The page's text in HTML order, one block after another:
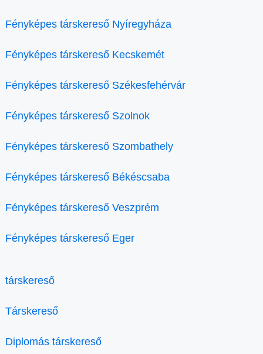
Fényképes társkereső Nyíregyháza
Fényképes társkereső Kecskemét
Fényképes társkereső Székesfehérvár
Fényképes társkereső Szolnok
Fényképes társkereső Szombathely
Fényképes társkereső Békéscsaba
Fényképes társkereső Veszprém
Fényképes társkereső Eger
társkereső
Társkereső
Diplomás társkereső